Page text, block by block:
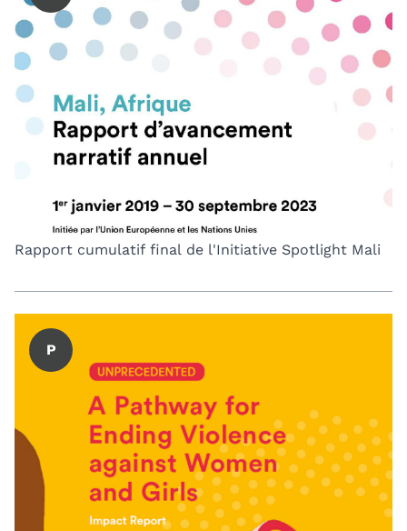
Rapport cumulatif final de l'Initiative Spotlight Mali
P